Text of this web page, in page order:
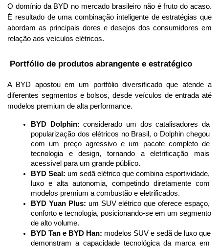
O domínio da BYD no mercado brasileiro não é fruto do acaso.
É resultado de uma combinação inteligente de estratégias que
abordam as principais dores e desejos dos consumidores em
relação aos veículos elétricos.
Portfólio de produtos abrangente e estratégico
A BYD apostou em um portfólio diversificado que atende a
diferentes segmentos e bolsos, desde veículos de entrada até
modelos premium de alta performance.
BYD Dolphin: considerado um dos catalisadores da
popularização dos elétricos no Brasil, o Dolphin chegou
com um preço agressivo e um pacote completo de
tecnologia e design, tornando a eletrificação mais
acessível para um grande público.
BYD Seal: um sedã elétrico que combina esportividade,
luxo e alta autonomia, competindo diretamente com
modelos premium a combustão e eletrificados.
BYD Yuan Plus: um SUV elétrico que oferece espaço,
conforto e tecnologia, posicionando-se em um segmento
de alto volume.
BYD Tan e BYD Han: modelos SUV e sedã de luxo que
demonstram a capacidade tecnológica da marca em